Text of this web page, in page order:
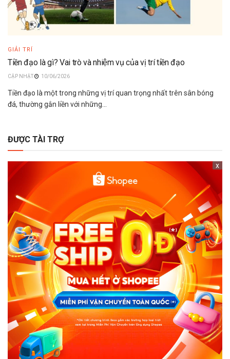
GIẢI TRÍ
Tiền đạo là gì? Vai trò và nhiệm vụ của vị trí tiền đạo
10/06/2026
Tiền đạo là một trong những vị trí quan trọng nhất trên sân bóng
đá, thường gắn liền với những...
ĐƯỢC TÀI TRỢ
x